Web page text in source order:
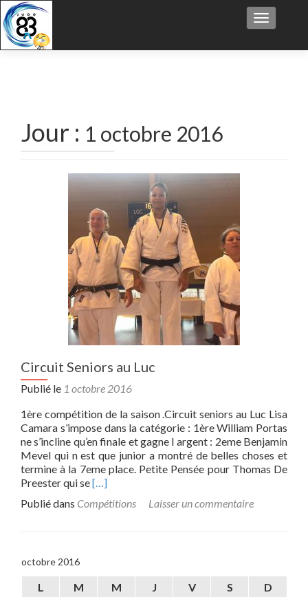
Afficher/
Jour : 1 octobre 2016
Circuit Seniors au Luc
Publié le 1 octobre 2016
1ère compétition de la saison .Circuit seniors au Luc Lisa
Camara s’impose dans la catégorie : 1ère William Portas
ne s’incline qu’en finale et gagne l argent : 2eme Benjamin
Mevel qui n est que junior a montré de belles choses et
termine à la 7eme place. Petite Pensée pour Thomas De
Preester qui seRead
about
[…]
Publié dans Compétitions Laisser un commentaire
octobre 2016
L M M J V S
D